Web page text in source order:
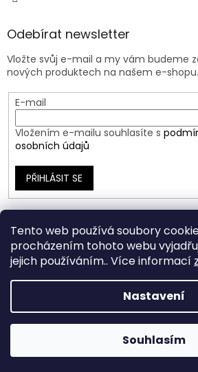
Tento web používá soubory
procházením tohoto webu
jejich používáním.. Více informací
Nastavení
Souhlasím
Odebírat newsletter
Vložte svůj e-mail a my vám budeme
nových produktech na našem e-shopu.
E-mail
Vložením e-mailu souhlasíte s
osobních údajů
PŘIHLÁSIT SE
Vytvořil Shoptet
Ráj Šperků.